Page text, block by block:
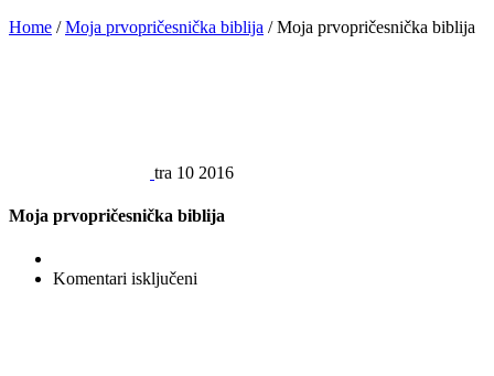
Home / Moja prvopričesnička biblija / Moja prvopričesnička biblija
tra 10 2016
Moja prvopričesnička biblija
Komentari isključeni